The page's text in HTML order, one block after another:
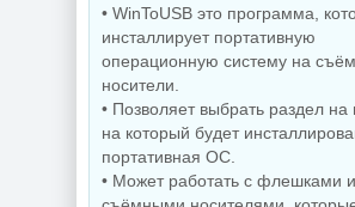
Управление
процессами
Windows Process
Захват
монитора
• WinToUSB это программа,
инсталлирует портативную
операционную систему на
носители.
• Позволяет выбрать раздел на
на который будет
портативная ОС.
• Может работать с флешками